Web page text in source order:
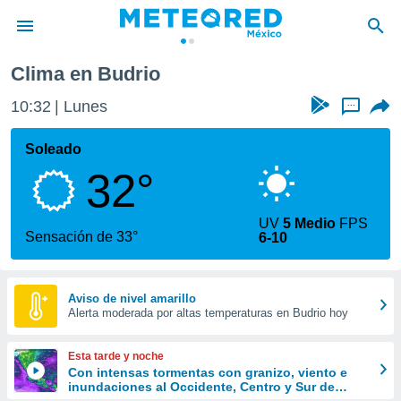
de
ha sido
calidad.
a este
las
y
forma
digital
basada
Clima en Budrio
10:32 Lunes ...
Soleado
32°
Sensación de 33°
UV5 Medio FPS
6-10
Aviso de nivel amarillo
Alerta moderada por altas temperaturas en Budrio hoy
Esta tarde y noche
Con intensas tormentas con granizo, viento e
inundaciones al Occidente, Centro y Sur de